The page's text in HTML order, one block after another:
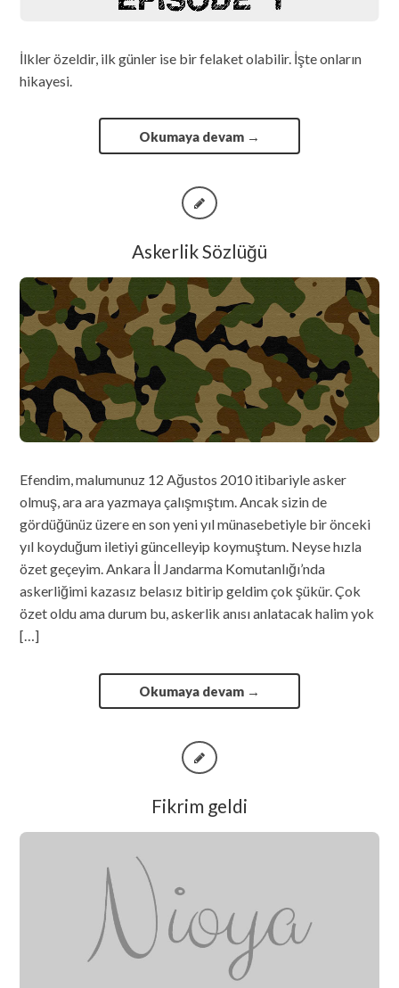
İlkler özeldir, ilk günler ise bir felaket olabilir. İşte onların
hikayesi.
Okumaya devam →
Askerlik Sözlüğü
Efendim, malumunuz 12 Ağustos 2010 itibariyle asker
olmuş, ara ara yazmaya çalışmıştım. Ancak sizin de
gördüğünüz üzere en son yeni yıl münasebetiyle bir önceki
yıl koyduğum iletiyi güncelleyip koymuştum. Neyse hızla
özet geçeyim. Ankara İl Jandarma Komutanlığı’nda
askerliğimi kazasız belasız bitirip geldim çok şükür. Çok
özet oldu ama durum bu, askerlik anısı anlatacak halim yok
[…]
Okumaya devam →
Fikrim geldi